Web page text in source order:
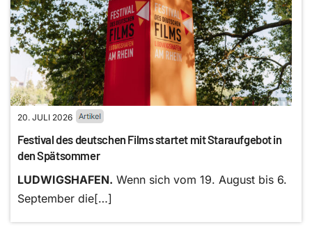
20. JULI 2026
Festival des deutschen Films startet mit Staraufgebot in
den Spätsommer
LUDWIGSHAFEN. Wenn sich vom 19. August bis 6.
September die[…]